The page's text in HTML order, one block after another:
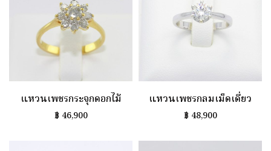
แหวนเพชรกระจุกดอกไม้
฿ 46,900
แหวนเพชรกลมเม็ดเดี่ยว
฿ 48,900